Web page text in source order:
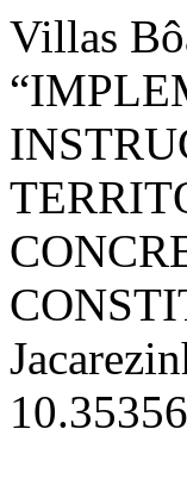
Villas